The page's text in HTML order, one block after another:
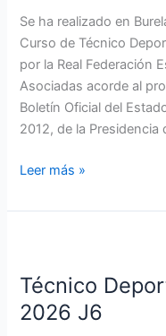
Se ha realizado en
Curso de Técnico
por la Real Federación
Asociadas acorde al
Boletín Oficial del
2012, de la Presidencia
Leer más »
Técnico
2026 J6
Kung
Fu